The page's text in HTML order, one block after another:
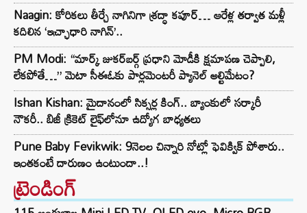
Naagin: కోరికలు తీర్చే నాగినిగా శ్రద్ధా కపూర్… ఆరేళ్ల తర్వాత మళ్లీ
కదిలిన ‘ఇచ్ఛాధారి నాగిన్’..
PM Modi: “మార్క్ జుకర్‌బర్గ్ ప్రధాని మోడీకి క్షమాపణ చెప్పాలి,
లేకపోతే…” మెటా సీఈఓకు పార్లమెంటరీ ప్యానెల్ అల్టిమేటం?
Ishan Kishan: మైదానంలో సిక్సర్ల కింగ్.. బ్యాంకులో సర్కారీ
నౌకరీ.. బిజీ క్రికెట్ లైఫ్‌లోనూ ఉద్యోగ బాధ్యతలు
Pune Baby Fevikwik: 9నెలల చిన్నారి నోట్లో ఫెవిక్విక్‌ పోశారు..
ఇంతకంటే దారుణం ఉంటుందా..!
ట్రెండింగ్‌